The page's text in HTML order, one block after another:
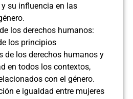
su influencia en las
los derechos humanos:
los principios
de los derechos humanos y
en todos los contextos,
con el género.
e igualdad entre mujeres